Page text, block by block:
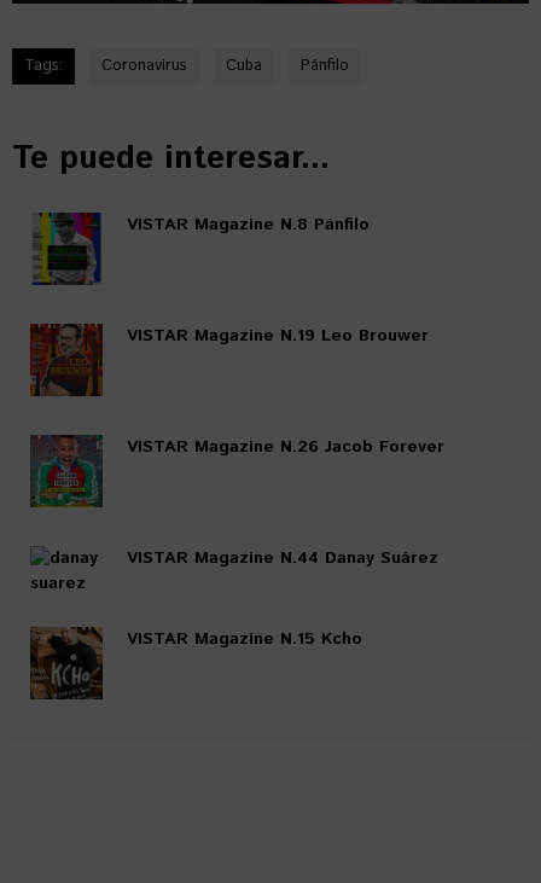
Tags: Coronavirus Cuba Pánfilo
Te puede interesar...
VISTAR Magazine N.8 Pánfilo
VISTAR Magazine N.19 Leo Brouwer
VISTAR Magazine N.26 Jacob Forever
VISTAR Magazine N.44 Danay Suárez
VISTAR Magazine N.15 Kcho